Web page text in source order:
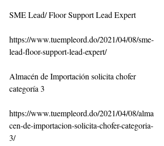
SME Lead/ Floor Support Lead Expert
https://www.tuempleord.do/2021/04/08/sme-
lead-floor-support-lead-expert/
Almacén de Importación solicita chofer
categoría 3
https://www.tuempleord.do/2021/04/08/alma
cen-de-importacion-solicita-chofer-categoria-
3/